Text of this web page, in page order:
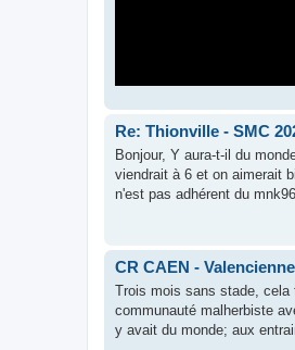
Re: Thionville - SMC
Bonjour, Y aura-t-il du
viendrait à 6 et on aimerait
n'est pas adhérent du
CR CAEN -
Trois mois sans stade, cela
communauté malherbiste
y avait du monde; aux